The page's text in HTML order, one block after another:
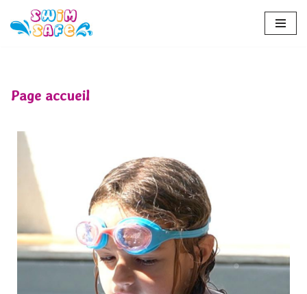
Aller
Page accueil